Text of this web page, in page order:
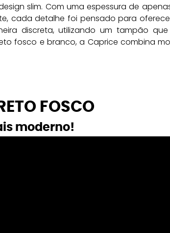
slim. Com uma espessura de
cada detalhe foi pensado para
discreta, utilizando um tampão
fosco e branco, a Caprice combina
FOSCO
moderno!